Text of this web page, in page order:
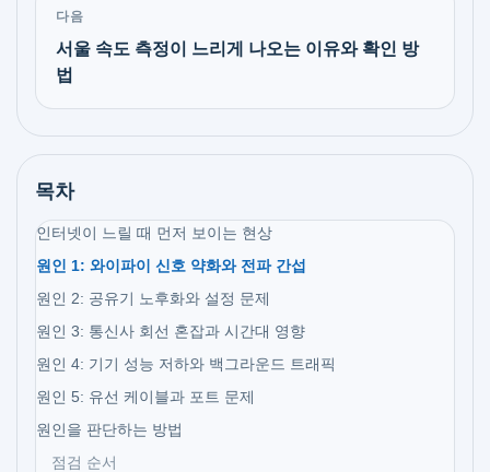
다음
서울 속도 측정이 느리게 나오는 이유와 확인 방
법
목차
인터넷이 느릴 때 먼저 보이는 현상
원인 1: 와이파이 신호 약화와 전파 간섭
원인 2: 공유기 노후화와 설정 문제
원인 3: 통신사 회선 혼잡과 시간대 영향
원인 4: 기기 성능 저하와 백그라운드 트래픽
원인 5: 유선 케이블과 포트 문제
원인을 판단하는 방법
점검 순서